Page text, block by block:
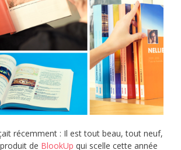
récemment : Il est tout beau, tout neuf,
de BlookUp qui scelle cette année